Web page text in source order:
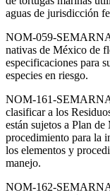
aguas de jurisdicción
NOM-059-
nativas de México de
especificaciones para
especies en riesgo.
NOM-161-
clasificar a los
están sujetos a Plan
procedimiento para la
los elementos y
manejo.
NOM-162-